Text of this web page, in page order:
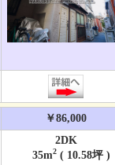
￥86,000
2DK
35m2 ( 10.58坪 )